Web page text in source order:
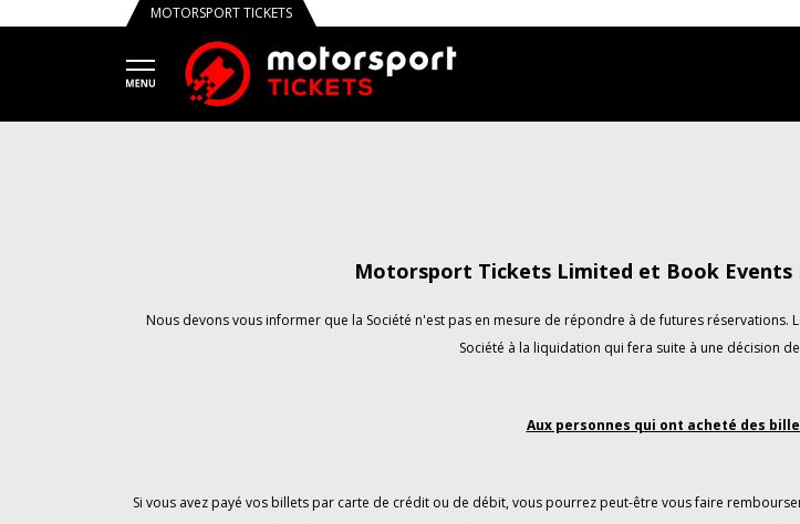
MOTORSPORT TICKETS
Motorsport Tickets Limited et Book Events
Nous devons vous informer que la Société n'est pas en mesure de répondre à de futures réservations.
Société à la liquidation qui fera suite à une décision
Aux personnes qui ont acheté des
Si vous avez payé vos billets par carte de crédit ou de débit, vous pourrez peut-être vous faire